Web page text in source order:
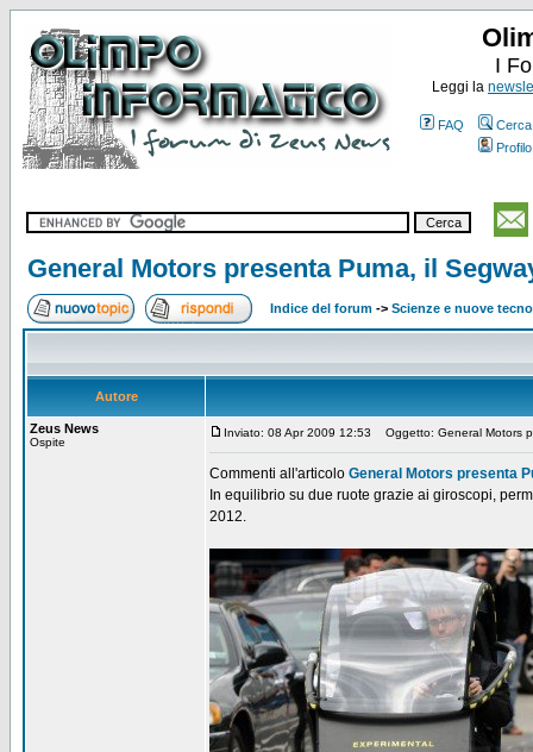
I
Leggi la
FAQ
Cerca
Profilo
General Motors presenta Puma, il
Indice del forum -> Scienze e nuove
Autore
Zeus News
Ospite
Inviato: 08 Apr 2009 12:53 Oggetto: General Motors
Commenti all'articolo General Motors presenta
In equilibrio su due ruote grazie ai giroscopi,
2012.